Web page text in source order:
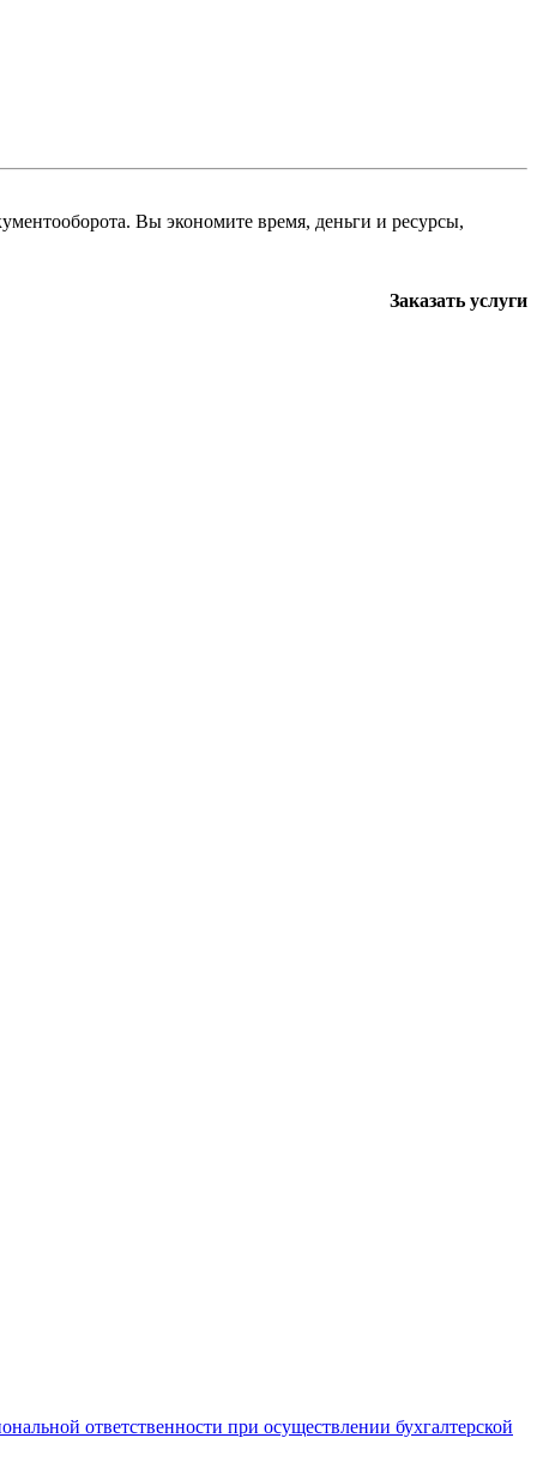
Вы экономите время, деньги и ресурсы,
Заказать услуги
ответственности при осуществлении бухгалтерской